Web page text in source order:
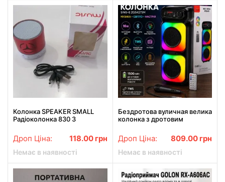
Колонка SPEAKER SMALL
Радіоколонка 830 З
Дроп Ціна: 118.00 грн
Немає в наявності
Бездротова вуличная велика
колонка з дротовим
караоке та динамічною RGB-
підсвіткою
Дроп Ціна: 809.00 грн
Немає в наявності